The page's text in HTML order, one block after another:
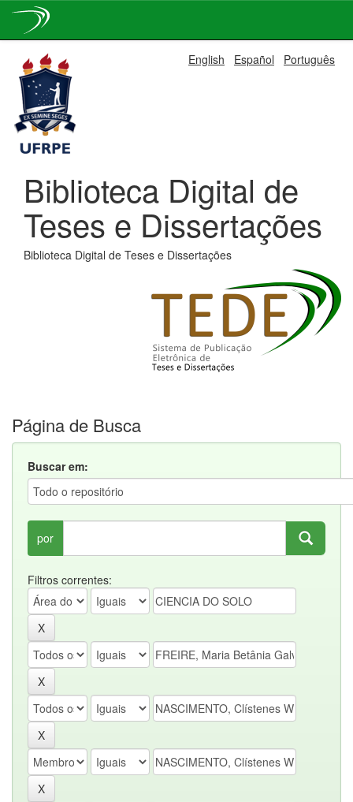
navigation
English Español Português
Biblioteca Digital de
Teses e Dissertações
Biblioteca Digital de Teses e Dissertações
Página de Busca
Buscar em:
por
Filtros correntes: